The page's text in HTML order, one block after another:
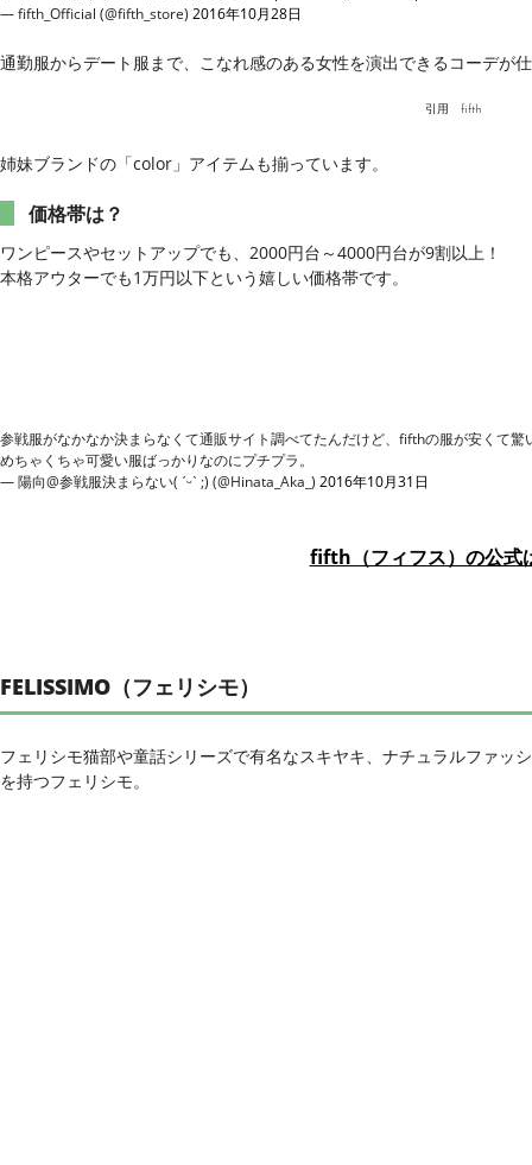
— fifth_Official (@fifth_store) 2016年10月28日
通勤服からデート服まで、こなれ感のある女性を演出できるコーデが
引用 fifth
姉妹ブランドの「color」アイテムも揃っています。
価格帯は？
ワンピースやセットアップでも、2000円台～4000円台が9割以上！
本格アウターでも1万円以下という嬉しい価格帯です。
参戦服がなかなか決まらなくて通販サイト調べてたんだけど、fifthの服が安くて驚
めちゃくちゃ可愛い服ばっかりなのにプチプラ。
— 陽向@参戦服決まらない( ˊᵕˋ ;) (@Hinata_Aka_) 2016年10月31日
fifth（フィフス）の公式
FELISSIMO（フェリシモ）
フェリシモ猫部や童話シリーズで有名なスキヤキ、ナチュラルファッ
を持つフェリシモ。